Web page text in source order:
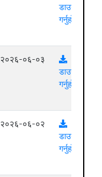
डाउनलोड
गर्नुहोस्
२०२६-०६-०३
डाउनलोड
गर्नुहोस्
२०२६-०६-०२
डाउनलोड
गर्नुहोस्